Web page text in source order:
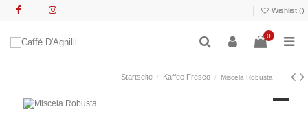
Wishlist ()
0
Startseite Kaffee Fresco Miscela Robusta